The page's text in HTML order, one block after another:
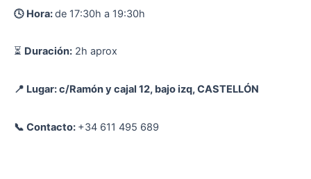
🕓 Hora:de 17:30h a 19:30h
⏳ Duración: 2h aprox
📍 Lugar: c/Ramón y cajal 12, bajo izq, CASTELLÓN
📞 Contacto: +34 611 495 689